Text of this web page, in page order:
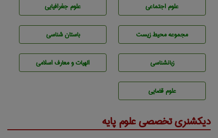
علوم اجتماعی علوم جغرافيايی
مجموعه محيط زيست باستان شناسی
زبانشناسی الهیات و معارف اسلامی
علوم قضایی
دیکشنری تخصصی علوم پایه